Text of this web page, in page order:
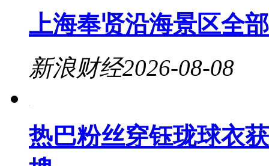
上海奉贤沿海景区全
新浪财经2026-08-08
热巴粉丝穿钰珑球衣